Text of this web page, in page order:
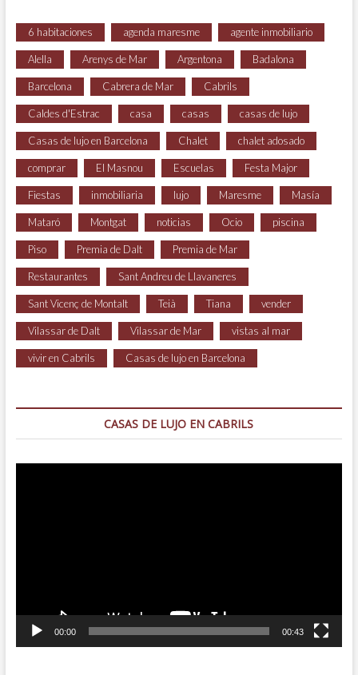
6 habitaciones agenda maresme agente inmobiliario
Alella Arenys de Mar Argentona Badalona
Barcelona Cabrera de Mar Cabrils
Caldes d'Estrac casa casas casas de lujo
Casas de lujo en Barcelona Chalet chalet adosado
comprar El Masnou Escuelas Festa Major
Fiestas inmobiliaria lujo Maresme Masía
Mataró Montgat noticias Ocio piscina
Piso Premia de Dalt Premia de Mar
Restaurantes Sant Andreu de Llavaneres
Sant Vicenç de Montalt Teià Tiana vender
Vilassar de Dalt Vilassar de Mar vistas al mar
vivir en Cabrils Casas de lujo en Barcelona
CASAS DE LUJO EN CABRILS
00:00 00:43